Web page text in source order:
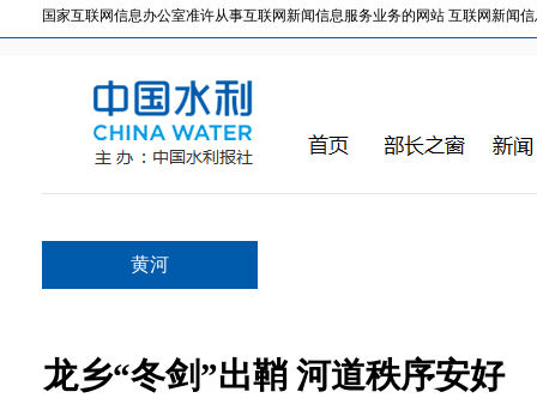
国家互联网信息办公室准许从事互联网新闻信息服务业务的网站 互联网新闻信
黄河
龙乡“冬剑”出鞘 河道秩序安好